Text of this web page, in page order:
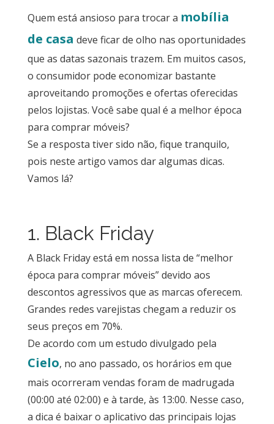
dentro
Móvel
Novidades
Móveis
Sobre
Contato
Quem está ansioso para trocar a mobília
de casa deve ficar de olho nas oportunidades
que as datas sazonais trazem. Em muitos casos,
o consumidor pode economizar bastante
aproveitando promoções e ofertas oferecidas
pelos lojistas. Você sabe qual é a melhor época
para comprar móveis?
Se a resposta tiver sido não, fique tranquilo,
pois neste artigo vamos dar algumas dicas.
Vamos lá?
1. Black Friday
A Black Friday está em nossa lista de “melhor
época para comprar móveis” devido aos
descontos agressivos que as marcas oferecem.
Grandes redes varejistas chegam a reduzir os
seus preços em 70%.
De acordo com um estudo divulgado pela
Cielo, no ano passado, os horários em que
mais ocorreram vendas foram de madrugada
(00:00 até 02:00) e à tarde, às 13:00. Nesse caso,
a dica é baixar o aplicativo das principais lojas